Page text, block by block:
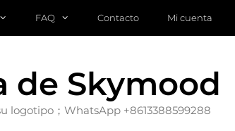
FAQ Contacto Mi cuenta
de Skymood
logotipo；WhatsApp +8613388599288